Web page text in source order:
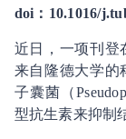
doi：10.1016/
近日，一项刊登
来自隆德大学的
子囊菌（
型抗生素来抑制